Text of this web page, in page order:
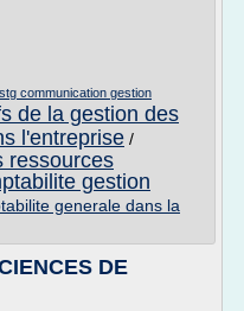
communication gestion
de la gestion des
l'entreprise /
ressources
gestion
generale dans la
DE